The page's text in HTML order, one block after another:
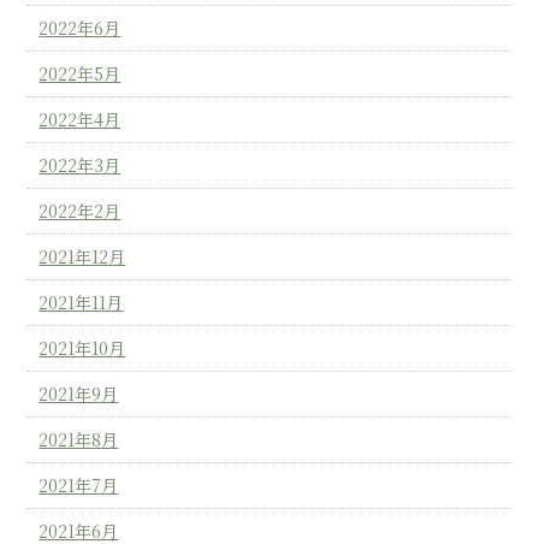
2022年6月
2022年5月
2022年4月
2022年3月
2022年2月
2021年12月
2021年11月
2021年10月
2021年9月
2021年8月
2021年7月
2021年6月